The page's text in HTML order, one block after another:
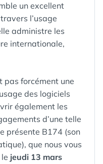
un excellent
l’usage
administre les
internationale,
pas forcément une
des logiciels
également les
d’une telle
présente B174 (son
que nous vous
jeudi 13 mars